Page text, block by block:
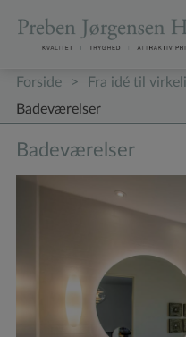
Forside > Fra idé til
Badeværelser
Badeværelser
(required)
(required)
(required)